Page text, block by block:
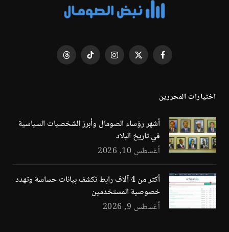
فيسبوك X
الانستغرامتيكتوك Threads
اختيارات المحررين
أشهر رؤساء الصومال وأبرز الشخصيات السياسية
في تاريخ البلاد
أغسطس 10, 2026
أكثر من 4 آلاف رابط تكشف بيانات حساسة وتهدد
خصوصية المستخدمين
أغسطس 9, 2026